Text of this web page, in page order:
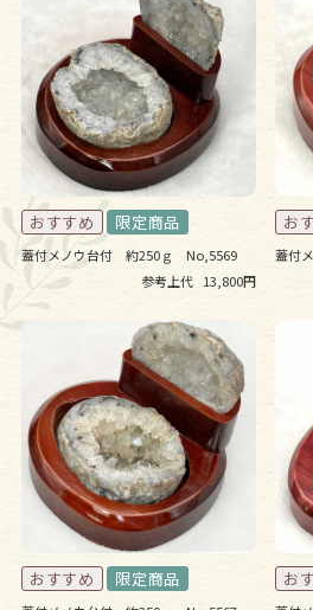
蓋付メノウ台付 約250ｇ No,5569
参考上代 13,800円
蓋付